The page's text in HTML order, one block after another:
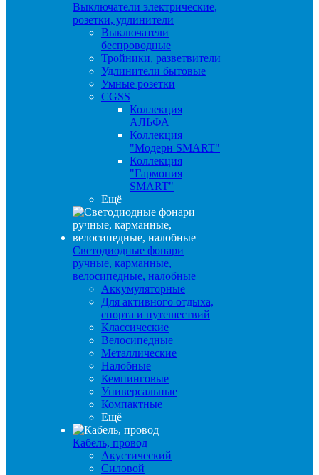
Выключатели электрические,
розетки, удлинители
Выключатели
беспроводные
Тройники, разветвители
Удлинители бытовые
Умные розетки
CGSS
Коллекция
АЛЬФА
Коллекция
"Модерн SMART"
Коллекция
"Гармония
SMART"
Ещё
Светодиодные фонари
ручные, карманные,
велосипедные, налобные
Аккумуляторные
Для активного отдыха,
спорта и путешествий
Классические
Велосипедные
Металлические
Налобные
Кемпинговые
Универсальные
Компактные
Ещё
Кабель, провод
Акустический
Силовой